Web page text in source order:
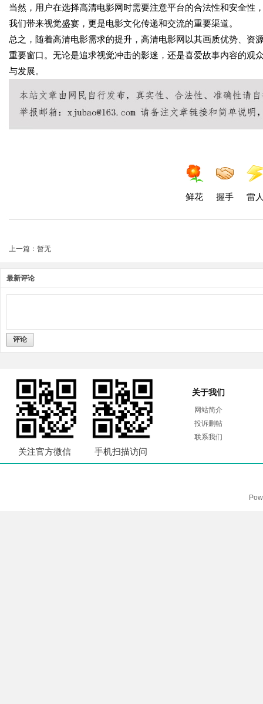
当然，用户在选择高清电影网时需要注意平台的合法性和安全
我们带来视觉盛宴，更是电影文化传递和交流的重要渠道。
总之，随着高清电影需求的提升，高清电影网以其画质优势、
重要窗口。无论是追求视觉冲击的影迷，还是喜爱故事内容的观
与发展。
鲜花 握手 雷
上一篇：暂无
最新评论
评论
关注官方微信 手机扫描访问
关于我们
网站简介
投诉删帖
联系我们